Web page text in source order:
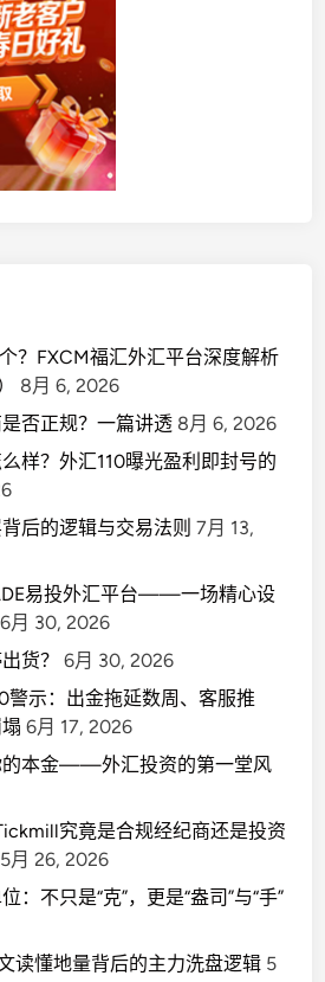
？FXCM福汇外汇平台深度解析
8月 6, 2026
否正规？一篇讲透 8月 6, 2026
样？外汇110曝光盈利即封号的
后的逻辑与交易法则 7月 13,
易投外汇平台——一场精心设
6月 30, 2026
货？
6月 30, 2026
警示：出金拖延数周、客服推
6月 17, 2026
的本金——外汇投资的第一堂风
究竟是合规经纪商还是投资
5月 26, 2026
：不只是“克”，更是“盎司”与“手”
读懂地量背后的主力洗盘逻辑 5